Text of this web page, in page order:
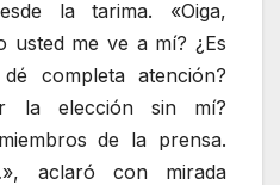
la tarima. «Oiga,
usted me ve a mí? ¿Es
completa atención?
la elección sin mí?
de la prensa.
aclaró con mirada